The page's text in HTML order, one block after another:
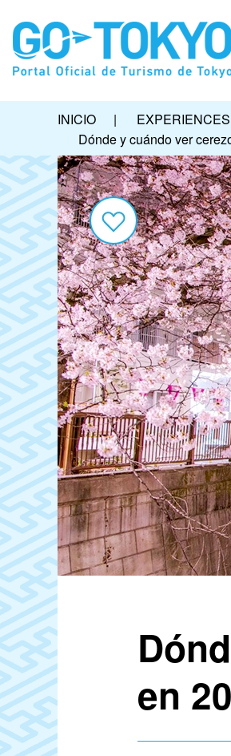
INICIO | EXPERIENCES
Dónde y cuándo ver
en